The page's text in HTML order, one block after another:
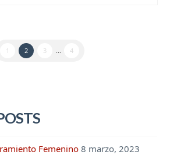
1 2 3 4
Femenino 8 marzo, 2023